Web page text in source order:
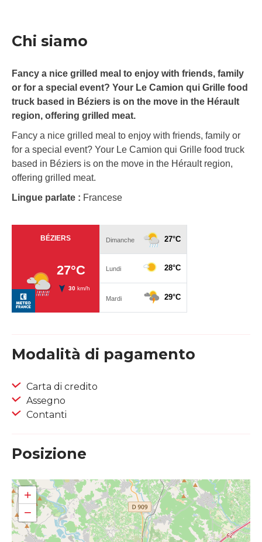
Chi siamo
Fancy a nice grilled meal to enjoy with friends, family
or for a special event? Your Le Camion qui Grille food
truck based in Béziers is on the move in the Hérault
region, offering grilled meat.
Fancy a nice grilled meal to enjoy with friends, family or
for a special event? Your Le Camion qui Grille food truck
based in Béziers is on the move in the Hérault region,
offering grilled meat.
Lingue parlate : Francese
Modalità di pagamento
Carta di credito
Assegno
Contanti
Posizione
+
−